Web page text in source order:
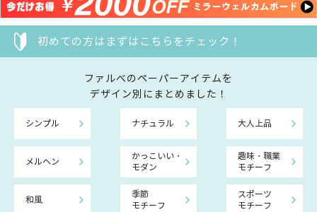
初めての方はまずはこちらをチェック！
ファルべのペーパーアイテムを
デザイン別にまとめました！
シンプル ナチュラル 大人上品
メルヘン
かっこいい・
モダン
趣味・職業
モチーフ
和風
季節
モチーフ
スポーツ
モチーフ